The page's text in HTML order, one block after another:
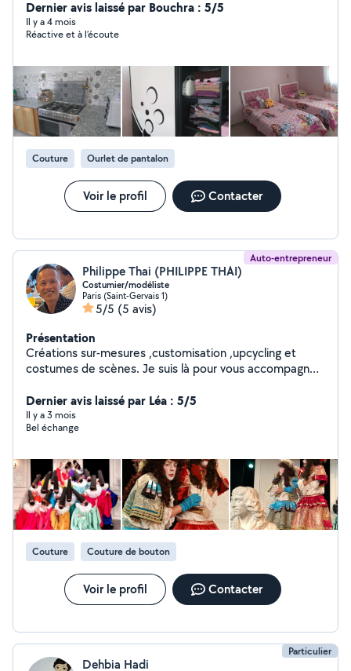
Babbysitter depuis 6 ans Disponible pour faire les
Sorties d'école & Crèche et garder les enfants jusqu'au
retour des parents, Responsable, Souriante et
Dernier avis laissé par Bouchra : 5/5
Il y a 4 mois
Réactive et à l’écoute
Couture Ourlet de pantalon
Voir le profil Contacter
Auto-entrepreneur
Philippe Thai (PHILIPPE THAI)
Costumier/modéliste
Paris (Saint-Gervais 1)
5/5 (5 avis)
Présentation
Créations sur-mesures ,customisation ,upcycling et
costumes de scènes. Je suis là pour vous accompagner
mener à la réussite.
Dernier avis laissé par Léa : 5/5
Il y a 3 mois
Bel échange
Couture Couture de bouton
Voir le profil Contacter
Particulier
Dehbia Hadi